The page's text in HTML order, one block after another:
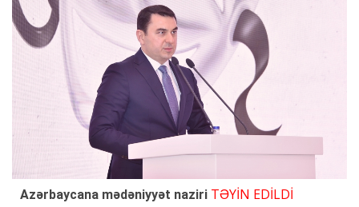
Azərbaycana mədəniyyət naziri TƏYİN EDİLDİ